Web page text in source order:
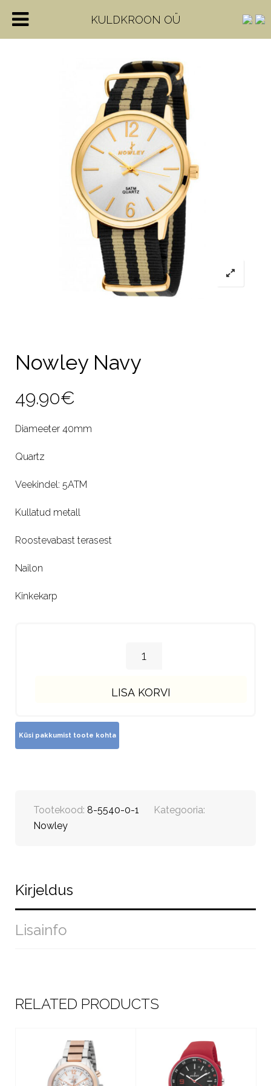
Nowley Navy
49.90€
Diameeter 40mm
Quartz
Veekindel: 5ATM
Kullatud metall
Roostevabast terasest
Nailon
Kinkekarp
LISA KORVI
Tootekood: 8-5540-0-1
Kategooria:
Nowley
Kirjeldus
Lisainfo
RELATED PRODUCTS
KULDKROON OÜ